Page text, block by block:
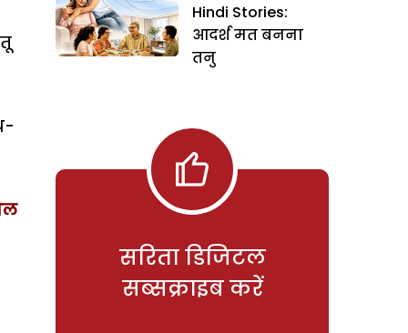
Hindi Stories:
आदर्श मत बनना
तनु
सरिता डिजिटल
सब्सक्राइब करें